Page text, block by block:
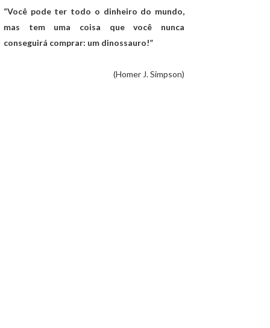
“Você pode ter todo o dinheiro do mundo,
mas tem uma coisa que você nunca
conseguirá comprar: um dinossauro!”
(Homer J. Simpson)